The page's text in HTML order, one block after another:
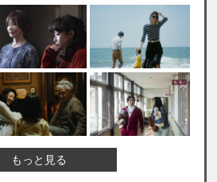
もっと見る